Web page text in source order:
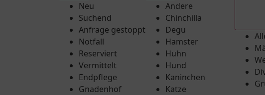
Neu
Suchend
Anfrage gestoppt
Notfall
Reserviert
Vermittelt
Endpflege
Gnadenhof
Andere
Chinchilla
Degu
Hamster
Huhn
Hund
Kaninchen
Katze